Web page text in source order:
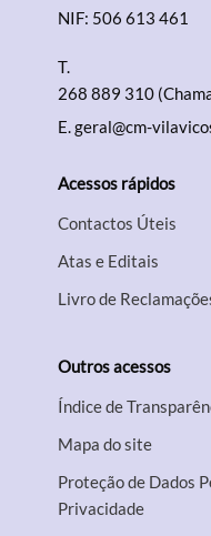
NIF: 506 613 461
T.
268 889 310
E.geral@cm-
Acessos rápidos
Contactos Úteis
Atas e Editais
Livro de
Outros acessos
Índice de
Mapa do site
Proteção de Dados
Privacidade